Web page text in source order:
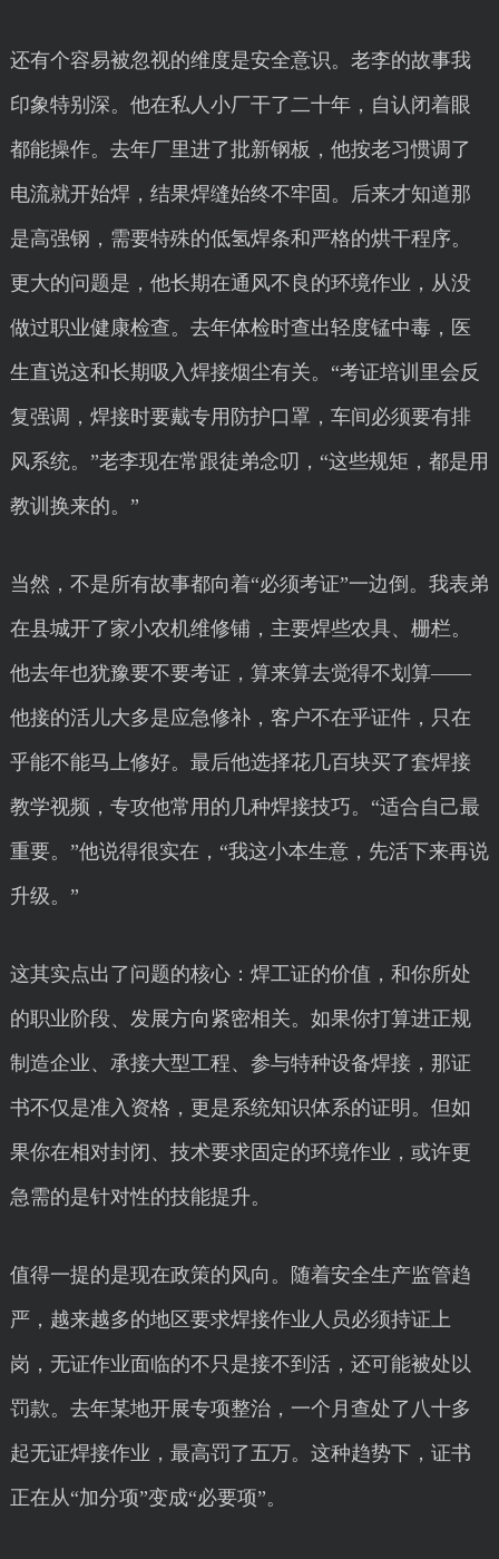
还有个容易被忽视的维度是安全意识。老李的故事我
印象特别深。他在私人小厂干了二十年，自认闭着眼
都能操作。去年厂里进了批新钢板，他按老习惯调了
电流就开始焊，结果焊缝始终不牢固。后来才知道那
是高强钢，需要特殊的低氢焊条和严格的烘干程序。
更大的问题是，他长期在通风不良的环境作业，从没
做过职业健康检查。去年体检时查出轻度锰中毒，医
生直说这和长期吸入焊接烟尘有关。“考证培训里会反
复强调，焊接时要戴专用防护口罩，车间必须要有排
风系统。”老李现在常跟徒弟念叨，“这些规矩，都是用
教训换来的。”
当然，不是所有故事都向着“必须考证”一边倒。我表弟
在县城开了家小农机维修铺，主要焊些农具、栅栏。
他去年也犹豫要不要考证，算来算去觉得不划算——
他接的活儿大多是应急修补，客户不在乎证件，只在
乎能不能马上修好。最后他选择花几百块买了套焊接
教学视频，专攻他常用的几种焊接技巧。“适合自己最
重要。”他说得很实在，“我这小本生意，先活下来再说
升级。”
这其实点出了问题的核心：焊工证的价值，和你所处
的职业阶段、发展方向紧密相关。如果你打算进正规
制造企业、承接大型工程、参与特种设备焊接，那证
书不仅是准入资格，更是系统知识体系的证明。但如
果你在相对封闭、技术要求固定的环境作业，或许更
急需的是针对性的技能提升。
值得一提的是现在政策的风向。随着安全生产监管趋
严，越来越多的地区要求焊接作业人员必须持证上
岗，无证作业面临的不只是接不到活，还可能被处以
罚款。去年某地开展专项整治，一个月查处了八十多
起无证焊接作业，最高罚了五万。这种趋势下，证书
正在从“加分项”变成“必要项”。